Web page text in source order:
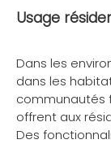
Usage
Dans les
dans les
communautés
offrent aux
Des